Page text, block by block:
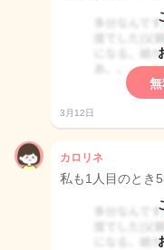
3月12日
カロリネ
私も1人目のとき